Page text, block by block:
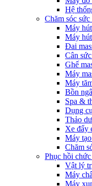
Hệ
Chăm sóc sức
Máy
Máy
Đai
Cân
Ghế
Máy
Máy
Bồn
Spa &
Dụng
Thảo
Xe đẩy
Máy
Chăm
Phục hồi
Vật lý
Máy
Máy